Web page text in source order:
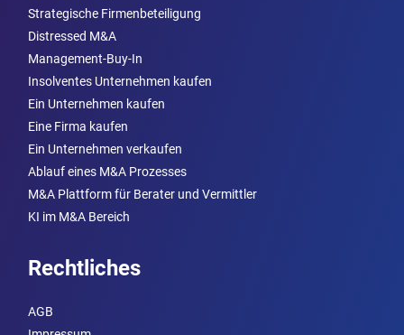
Strategische Firmenbeteiligung
Distressed M&A
Management-Buy-In
Insolventes Unternehmen kaufen
Ein Unternehmen kaufen
Eine Firma kaufen
Ein Unternehmen verkaufen
Ablauf eines M&A Prozesses
M&A Plattform für Berater und Vermittler
KI im M&A Bereich
Rechtliches
AGB